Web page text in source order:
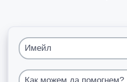
Имейл
Как можем да помогнем?